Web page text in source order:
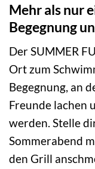
Mehr als nur
Begegnung
Der SUMMER
Ort zum
Begegnung, an
Freunde lachen
werden. Stelle
Sommerabend
den Grill